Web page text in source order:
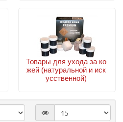
Товары для ухода за ко
жей (натуральной и иск
усственной)